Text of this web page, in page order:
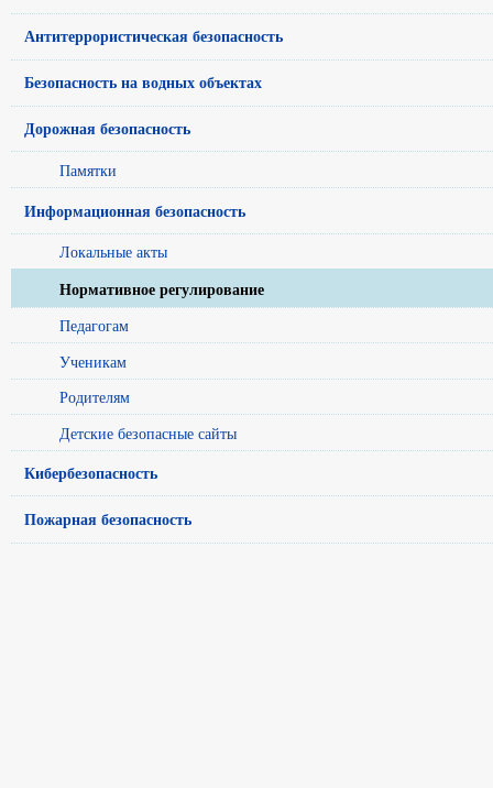
Антитеррористическая безопасность
Безопасность на водных объектах
Дорожная безопасность
Памятки
Информационная безопасность
Локальные акты
Нормативное регулирование
Педагогам
Ученикам
Родителям
Детские безопасные сайты
Кибербезопасность
Пожарная безопасность